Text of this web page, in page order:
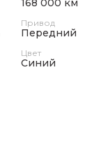
168 000 км
Привод
Передний
Цвет
Синий